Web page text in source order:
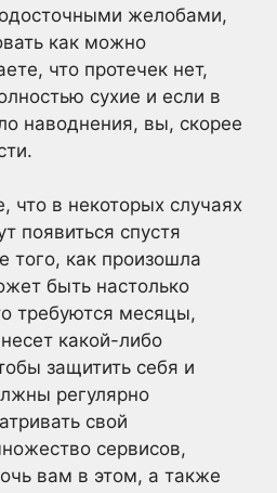
желобами,
как можно
что протечек нет,
сухие и если в
наводнения, вы, скорее
что в некоторых случаях
появиться спустя
того, как произошла
быть настолько
требуются месяцы,
какой-либо
защитить себя и
регулярно
свой
сервисов,
вам в этом, а также